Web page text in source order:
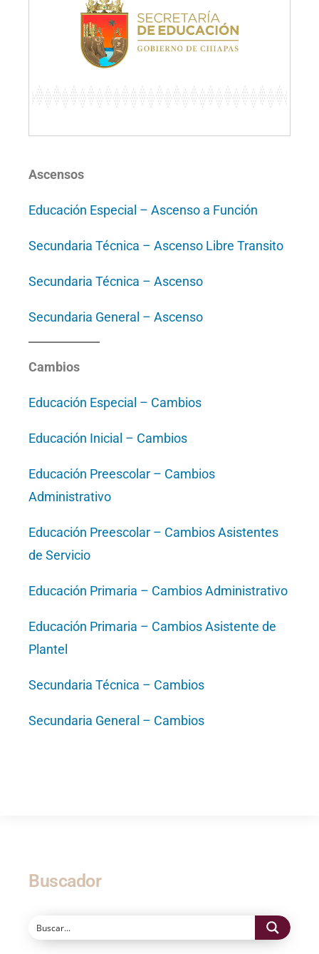
Ascensos
Educación Especial – Ascenso a Función
Secundaria Técnica – Ascenso Libre Transito
Secundaria Técnica – Ascenso
Secundaria General – Ascenso
Cambios
Educación Especial – Cambios
Educación Inicial – Cambios
Educación Preescolar – Cambios
Administrativo
Educación Preescolar – Cambios Asistentes
de Servicio
Educación Primaria – Cambios Administrativo
Educación Primaria – Cambios Asistente de
Plantel
Secundaria Técnica – Cambios
Secundaria General – Cambios
Buscador